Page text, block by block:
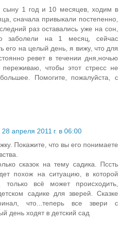
сыну 1 год и 10 месяцев, ходим в
сначала привыкали постепенно,
раз оставались уже на сон,
заболели на 1 месяц, сейчас
его на целый день, я вижу, что для
ревет в течении дня,ночью
переживаю, чтобы этот стресс не
Помогите, пожалуйста, с
28 апреля 2011 г. в 06:00
Покажите, что вы его понимаете
сказок на тему садика. Пссть
похож на ситуацию, в которой
всё может происходить,
садике для зверей. Сказке
что...теперь все звери с
день ходят в детский сад